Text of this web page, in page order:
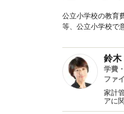
公立小学校の教育
等、公立小学校で
鈴木
学費
ファ
家計
アに
トし